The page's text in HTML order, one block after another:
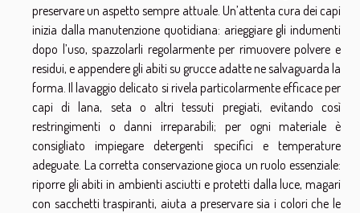
preservare un aspetto sempre attuale. Un’attenta cura dei capi
inizia dalla manutenzione quotidiana: arieggiare gli indumenti
dopo l’uso, spazzolarli regolarmente per rimuovere polvere e
residui, e appendere gli abiti su grucce adatte ne salvaguarda la
forma. Il lavaggio delicato si rivela particolarmente efficace per
capi di lana, seta o altri tessuti pregiati, evitando così
restringimenti o danni irreparabili; per ogni materiale è
consigliato impiegare detergenti specifici e temperature
adeguate. La corretta conservazione gioca un ruolo essenziale:
riporre gli abiti in ambienti asciutti e protetti dalla luce, magari
con sacchetti traspiranti, aiuta a preservare sia i colori che le